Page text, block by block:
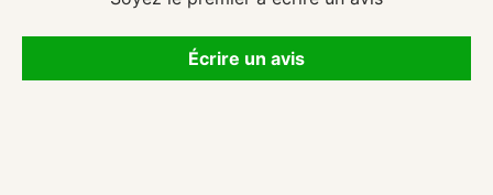
Écrire un avis